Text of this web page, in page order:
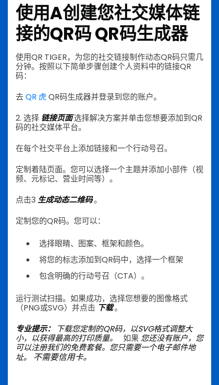
使用A创建您社交媒体链
接的QR码QR码生成器
使用QR TIGER，为您的社交链接制作动态QR码只需几
分钟。按照以下简单步骤创建个人资料中的链接QR
码：
去QR 虎 QR码生成器并登录到您的账户。
2. 选择 链接页面选择解决方案并单击您想要添加到QR
码的社交媒体平台。
在每个社交平台上添加链接和一个行动号召。
定制着陆页面。您可以选择一个主题并添加小部件（视
频、元标记、营业时间等）。
点击3 生成动态二维码。
定制您的QR码。您可以：
选择眼睛、图案、框架和颜色。
将您的标志添加到QR码中，选择一个框架
包含明确的行动号召（CTA）。
运行测试扫描。如果成功，选择您想要的图像格式
（PNG或SVG）并点击 下载。
专业提示：
下载您定制的QR码，以SVG格式调整大
小，以获得最高的打印质量。
如果 您还没有账户，您
可以注册我们的免费套餐。您只需要一个电子邮件地
址。 不需要信用卡。